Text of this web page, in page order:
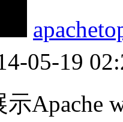
05-19
示Apache